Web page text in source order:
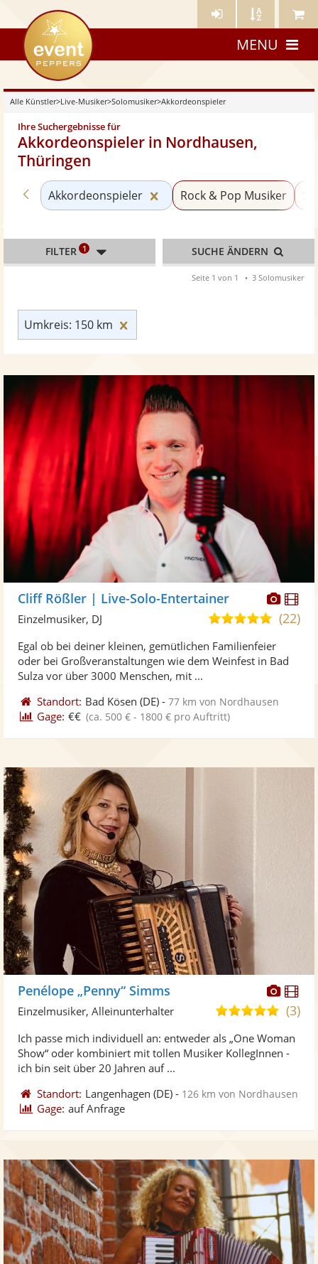
Künstler- Künstler Meine
eventpeppers
MENU
Alle Künstler>Live-Musiker>Solomusiker>Akkordeonspieler
Ihre Suchergebnisse für
Akkordeonspieler in Nordhausen,
Thüringen
Zurück zu «Solomusiker»
Akkordeonspieler Kategorie
Rock & Pop Musiker
Umkreis: 150 km
FILTER 1 SUCHE ÄNDERN
Seite 1 von 1 3 Solomusiker
Cliff Rößler | Live-Solo-Entertainer
5,0
5
(22)
Einzelmusiker, DJ
Egal ob bei deiner kleinen, gemütlichen Familienfeier
oder bei Großveranstaltungen wie dem Weinfest in Bad
Sulza vor über 3000 Menschen, mit ...
Standort: Bad Kösen (DE) -77 km von Nordhausen
Gage: €€ (ca. 500 € - 1800 € pro Auftritt)
Fotos
Penélope „Penny“ Simms
5,0
5
(3)
Einzelmusiker, Alleinunterhalter
Ich passe mich individuell an: entweder als „One Woman
Show“ oder kombiniert mit tollen Musiker KollegInnen -
ich bin seit über 20 Jahren auf ...
Standort: Langenhagen (DE) - 126 km von Nordhausen
Gage: auf Anfrage